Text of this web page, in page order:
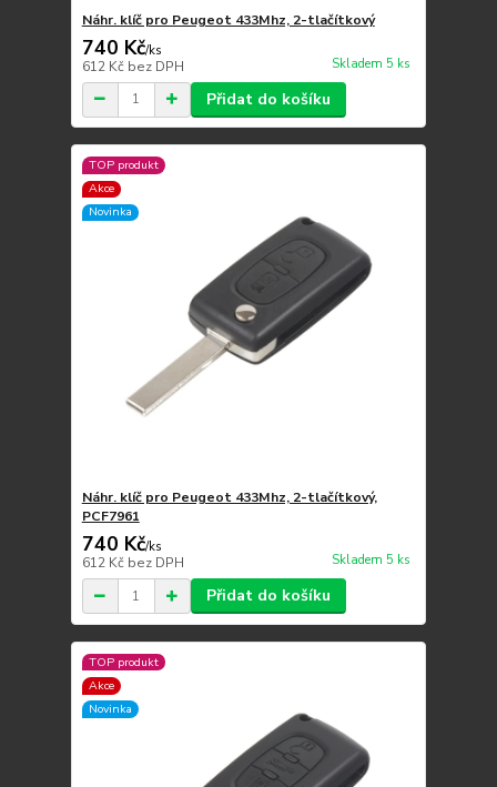
Náhr. klíč pro Peugeot 433Mhz, 2-tlačítkový
740 Kč/ks
612 Kč bez DPH Skladem 5 ks
Přidat do košíku
TOP produkt
Akce
Novinka
Náhr. klíč pro Peugeot 433Mhz, 2-tlačítkový,
PCF7961
740 Kč/ks
612 Kč bez DPH Skladem 5 ks
Přidat do košíku
TOP produkt
Akce
Novinka